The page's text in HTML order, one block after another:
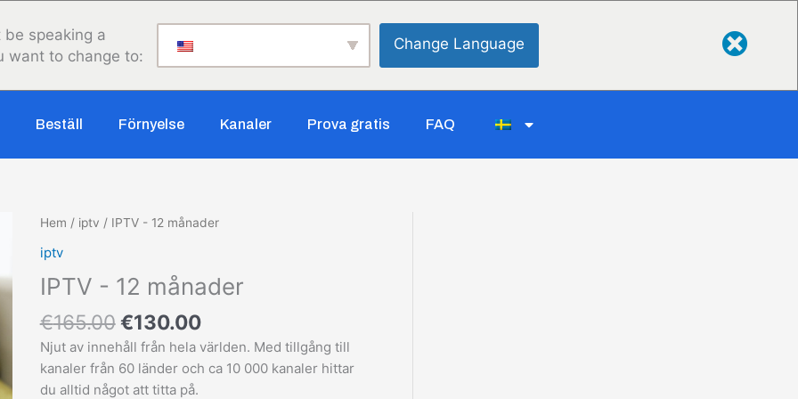
speaking a
want to change to:
Change Language
Beställ Förnyelse Kanaler Prova gratis FAQ
Hem / iptv / IPTV - 12 månader
iptv
IPTV - 12 månader
€165.00
Det
var:
€130.00
Det
är:
Njut av innehåll från hela världen. Med tillgång till
kanaler från 60 länder och ca 10 000 kanaler hittar
du alltid något att titta på.